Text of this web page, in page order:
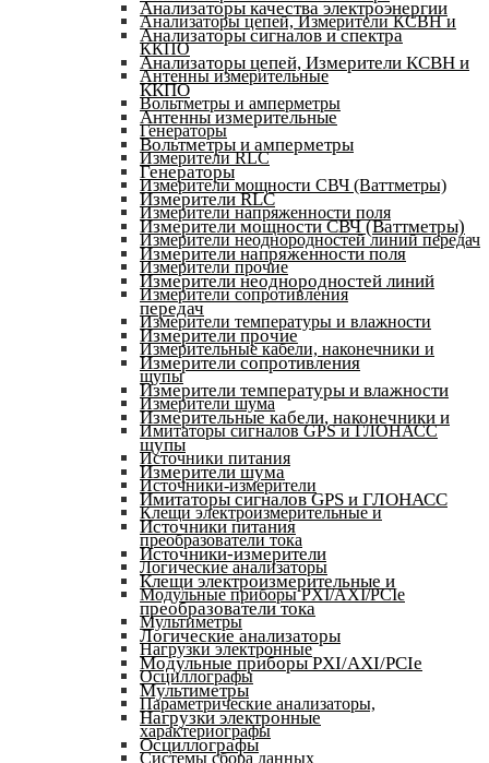
Анализаторы цепей, Измерители КСВН и
ККПО
Антенны измерительные
Вольтметры и амперметры
Генераторы
Измерители RLC
Измерители мощности СВЧ (Ваттметры)
Измерители напряженности поля
Измерители неоднородностей линий передач
Измерители прочие
Измерители сопротивления
Измерители температуры и влажности
Измерительные кабели, наконечники и
щупы
Измерители шума
Имитаторы сигналов GPS и ГЛОНАСС
Источники питания
Источники-измерители
Клещи электроизмерительные и
преобразователи тока
Логические анализаторы
Модульные приборы PXI/AXI/PCIe
Мультиметры
Нагрузки электронные
Осциллографы
Параметрические анализаторы,
характериографы
Системы сбора данных
Анализаторы качества электроэнергии
Анализаторы сигналов и спектра
Анализаторы цепей, Измерители КСВН и
ККПО
Антенны измерительные
Вольтметры и амперметры
Генераторы
Измерители RLC
Измерители мощности СВЧ (Ваттметры)
Измерители напряженности поля
Измерители неоднородностей линий
передач
Измерители прочие
Измерители сопротивления
Измерители температуры и влажности
Измерительные кабели, наконечники и
щупы
Измерители шума
Имитаторы сигналов GPS и ГЛОНАСС
Источники питания
Источники-измерители
Клещи электроизмерительные и
преобразователи тока
Логические анализаторы
Модульные приборы PXI/AXI/PCIe
Мультиметры
Нагрузки электронные
Осциллографы